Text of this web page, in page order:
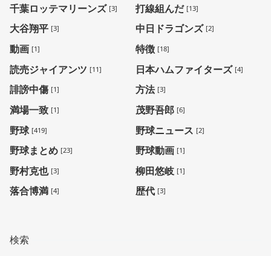
千葉ロッテマリーンズ [3] 打線組んだ [13]
大谷翔平 [3] 中日ドラゴンズ [2]
動画 [1] 特徴 [18]
読売ジャイアンツ [11] 日本ハムファイターズ [4]
誹謗中傷 [1] 方法 [3]
満場一致 [1] 茂野吾郎 [6]
野球 [419] 野球ニュース [2]
野球まとめ [23] 野球動画 [1]
野村克也 [3] 柳田悠岐 [1]
落合博満 [4] 歴代 [3]
検索